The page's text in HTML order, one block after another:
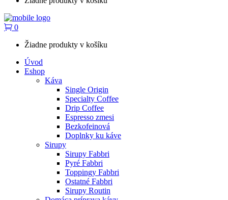
0
Žiadne produkty v košíku
Úvod
Eshop
Káva
Single Origin
Specialty Coffee
Drip Coffee
Espresso zmesi
Bezkofeinová
Doplnky ku káve
Sirupy
Sirupy Fabbri
Pyré Fabbri
Toppingy Fabbri
Ostatné Fabbri
Sirupy Routin